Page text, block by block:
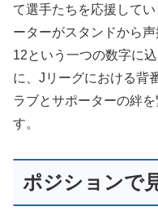
て選手たちを応援して
ーターがスタンドから
12という一つの数字に
に、Jリーグにおける背
ラブとサポーターの絆
す。
ポジションで